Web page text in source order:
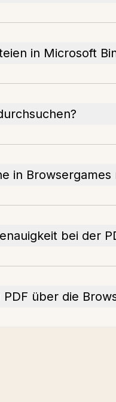
in Microsoft
in Browsergames
bei der
über die